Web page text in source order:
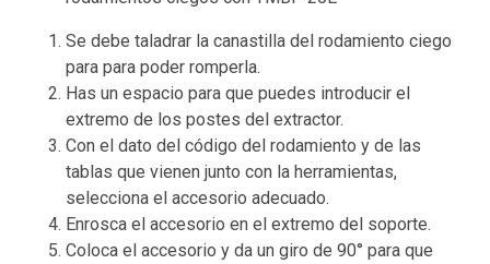
Se debe taladrar la canastilla del rodamiento ciego
para para poder romperla.
Has un espacio para que puedes introducir el
extremo de los postes del extractor.
Con el dato del código del rodamiento y de las
tablas que vienen junto con la herramientas,
selecciona el accesorio adecuado.
Enrosca el accesorio en el extremo del soporte.
Coloca el accesorio y da un giro de 90° para que